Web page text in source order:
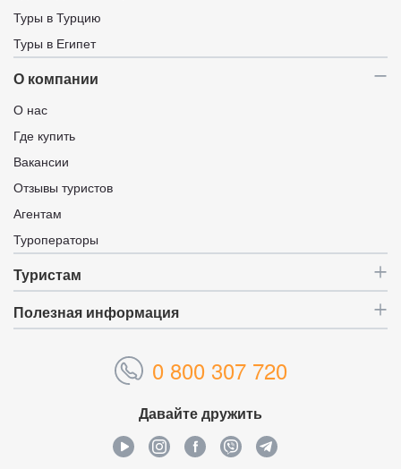
Туры в Турцию
Туры в Египет
О компании
О нас
Где купить
Вакансии
Отзывы туристов
Агентам
Туроператоры
Туристам
Полезная информация
0 800 307 720
Давайте дружить